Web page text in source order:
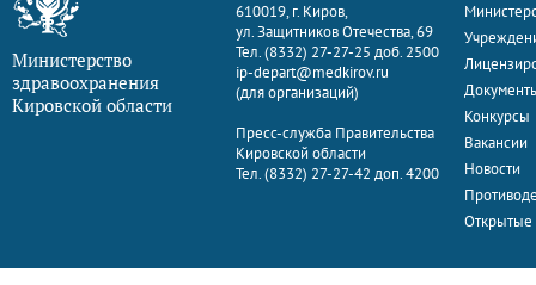
Министерство
здравоохранения
Кировской области
610019, г. Киров,
ул. Защитников Отечества, 69
Тел. (8332) 27-27-25 доб. 2500
ip-depart@medkirov.ru
(для организаций)
Пресс-служба Правительства
Кировской области
Тел. (8332) 27-27-42 доп. 4200
Конкурсы
Вакансии
Новости